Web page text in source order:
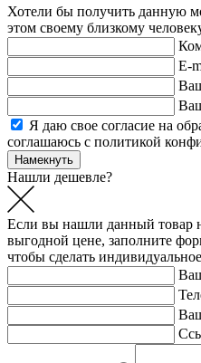
Хотели бы получить данную
этом своему близкому
E-
Я даю свое согласие на
соглашаюсь с политикой
Нашли дешевле?
Если вы нашли данный товар
выгодной цене, заполните
чтобы сделать